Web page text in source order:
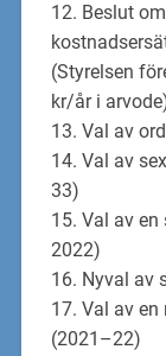
12. Beslut
(Styrelsen
kr/år i
13. Val av
14. Val av
33)
15. Val av
2022)
16. Nyval av
17. Val av
(2021–22)